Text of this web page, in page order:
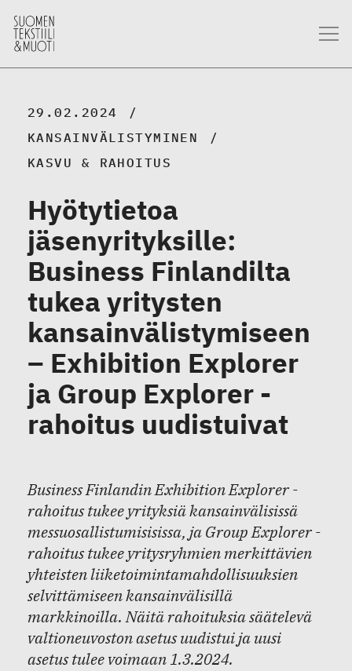
29.02.2024
KANSAINVÄLISTYMINEN
KASVU & RAHOITUS
Hyötytietoa
jäsenyrityksille:
Business Finlandilta
tukea yritysten
kansainvälistymiseen
– Exhibition Explorer
ja Group Explorer -
rahoitus uudistuivat
Business Finlandin Exhibition Explorer -
rahoitus tukee yrityksiä kansainvälisissä
messuosallistumisisissa, ja Group Explorer -
rahoitus tukee yritysryhmien merkittävien
yhteisten liiketoimintamahdollisuuksien
selvittämiseen kansainvälisillä
markkinoilla. Näitä rahoituksia säätelevä
valtioneuvoston asetus uudistui ja uusi
asetus tulee voimaan 1.3.2024.